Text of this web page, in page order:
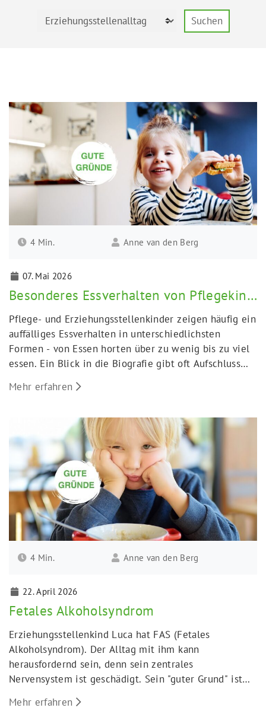
Suchen
4 Min. Anne van den Berg
07. Mai 2026
Besonderes Essverhalten von Pflegekindern und Erziehungsstellenkindern
Pflege- und Erziehungsstellenkinder zeigen häufig ein
auffälliges Essverhalten in unterschiedlichsten
Formen - von Essen horten über zu wenig bis zu viel
essen. Ein Blick in die Biografie gibt oft Aufschluss
Mehr erfahren
4 Min. Anne van den Berg
22. April 2026
Fetales Alkoholsyndrom
Erziehungsstellenkind Luca hat FAS (Fetales
Alkoholsyndrom). Der Alltag mit ihm kann
herausfordernd sein, denn sein zentrales
Nervensystem ist geschädigt. Sein "guter Grund" ist
umgehen?
Mehr erfahren